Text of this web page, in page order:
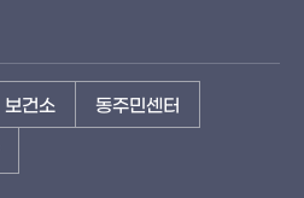
보건소 동주민센터